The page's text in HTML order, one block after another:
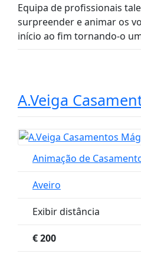
Equipa de profissionais
surpreender e animar os
início ao fim tornando-o
A.Veiga
Animação de
Aveiro
Exibir distância
€200